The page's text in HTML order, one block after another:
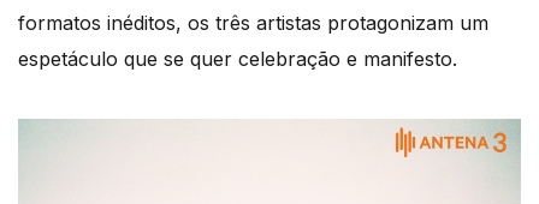
formatos inéditos, os três artistas protagonizam um
espetáculo que se quer celebração e manifesto.